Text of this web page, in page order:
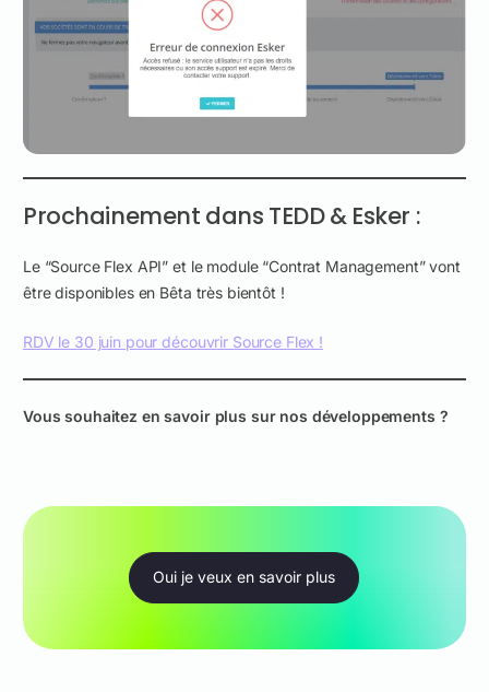
Prochainement dans TEDD & Esker :
Le “Source Flex API” et le module “Contrat Management” vont
être disponibles en Bêta très bientôt !
RDV le 30 juin pour découvrir Source Flex !
Vous souhaitez en savoir plus sur nos développements ?
Oui je veux en savoir plus